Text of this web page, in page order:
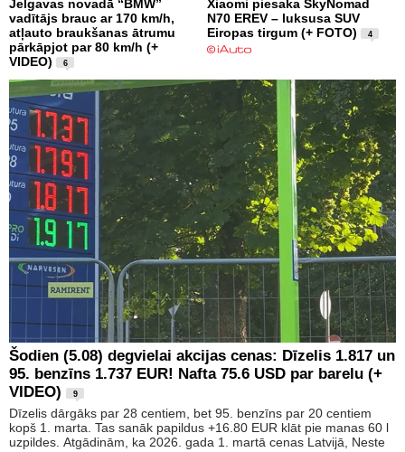
Jelgavas novadā “BMW”
vadītājs brauc ar 170 km/h,
atļauto braukšanas ātrumu
pārkāpjot par 80 km/h (+
VIDEO)
6
Xiaomi piesaka SkyNomad
N70 EREV – luksusa SUV
Eiropas tirgum (+ FOTO)
4
Šodien (5.08) degvielai akcijas cenas: Dīzelis 1.817 un
95. benzīns 1.737 EUR! Nafta 75.6 USD par barelu (+
VIDEO)
9
Dīzelis dārgāks par 28 centiem, bet 95. benzīns par 20 centiem
kopš 1. marta. Tas sanāk papildus +16.80 EUR klāt pie manas 60 l
uzpildes. Atgādinām, ka 2026. gada 1. martā cenas Latvijā, Neste